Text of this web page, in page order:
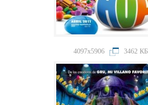
4097x5906 3462 КБ